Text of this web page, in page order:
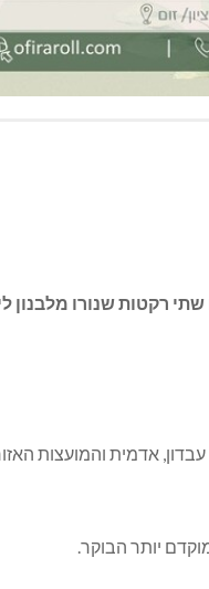
לאחר שזוהו שתי רקטות שנורו
אדמית והמועצות
יותר הבוקר.